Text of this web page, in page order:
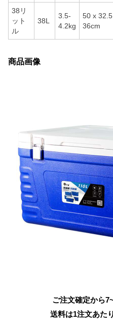
38リ
ット
ル
38L
3.5-
4.2kg
50 x
36cm
商品画像
ご注文確定から
送料は1注文あたり